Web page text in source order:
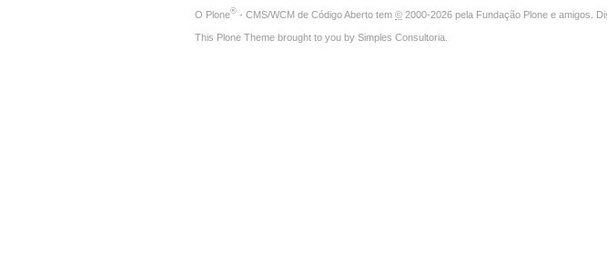
O Plone® - CMS/WCM de Código Aberto tem © 2000-2026 pela Fundação Plone e amigos.
This Plone Theme brought to you by Simples Consultoria